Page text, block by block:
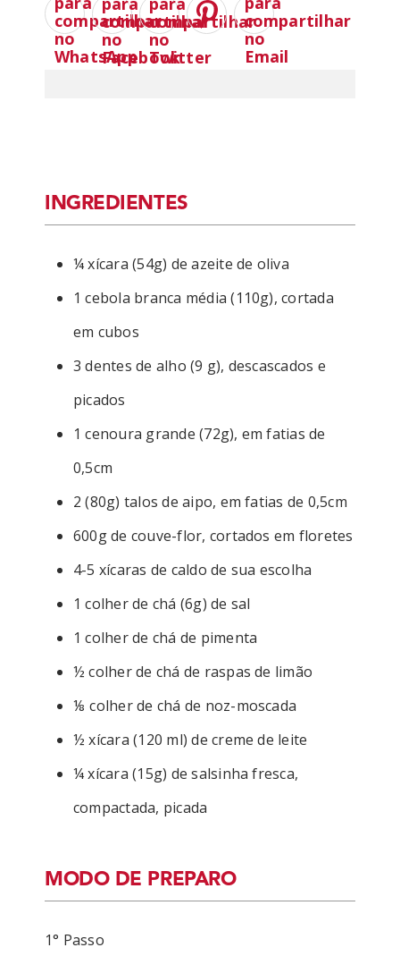
INGREDIENTES
¼ xícara (54g) de azeite de oliva
1 cebola branca média (110g), cortada
em cubos
3 dentes de alho (9 g), descascados e
picados
1 cenoura grande (72g), em fatias de
0,5cm
2 (80g) talos de aipo, em fatias de 0,5cm
600g de couve-flor, cortados em floretes
4-5 xícaras de caldo de sua escolha
1 colher de chá (6g) de sal
1 colher de chá de pimenta
½ colher de chá de raspas de limão
⅛ colher de chá de noz-moscada
½ xícara (120 ml) de creme de leite
¼ xícara (15g) de salsinha fresca,
compactada, picada
MODO DE PREPARO
1° Passo